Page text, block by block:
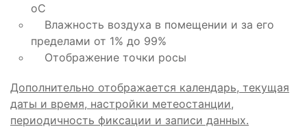
оС
Влажность воздуха в помещении и за его
пределами от 1% до 99%
Отображение точки росы
Дополнительно отображается календарь, текущая
даты и время, настройки метеостанции,
периодичность фиксации и записи данных.